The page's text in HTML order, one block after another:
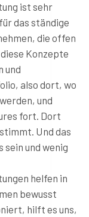
ist sehr
das ständige
die offen
Konzepte
und
also dort, wo
und
fort. Dort
Und das
und wenig
helfen in
bewusst
hilft es uns,